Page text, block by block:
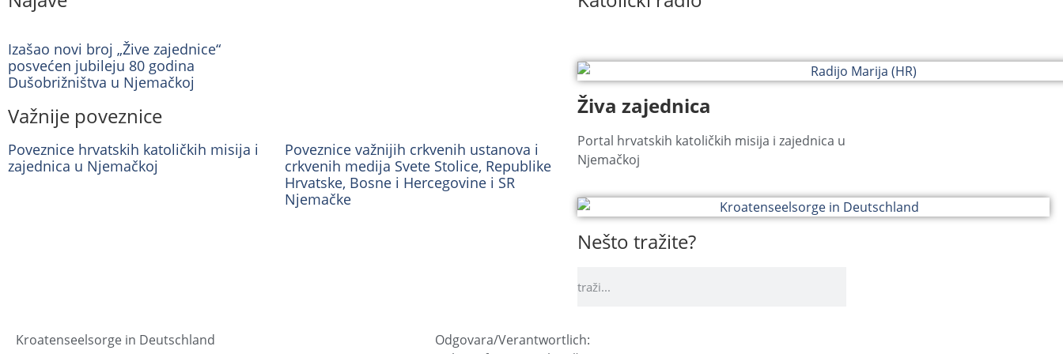
Izašao novi broj „Žive zajednice“
posvećen jubileju 80 godina
Dušobrižništva u Njemačkoj
Važnije poveznice
Poveznice hrvatskih katoličkih misija i
zajednica u Njemačkoj
Poveznice važnijih crkvenih ustanova i
crkvenih medija Svete Stolice, Republike
Hrvatske, Bosne i Hercegovine i SR
Njemačke
Živa zajednica
Portal hrvatskih katoličkih misija i zajednica u
Njemačkoj
Nešto tražite?
Kroatenseelsorge in Deutschland
Odgovara/Verantwortlich: